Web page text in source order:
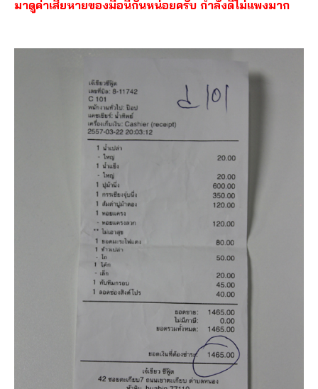
มาดูค่าเสียหายของมื้อนี้กันหน่อยครับ กำลังดีไม่แพงมาก